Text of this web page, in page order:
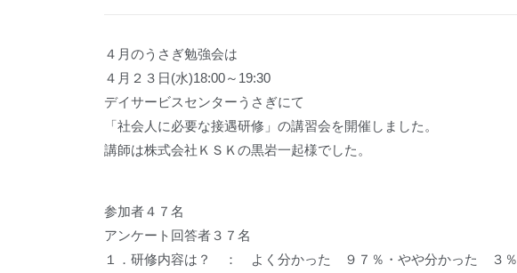
４月のうさぎ勉強会は
４月２３日(水)18:00～19:30
デイサービスセンターうさぎにて
「社会人に必要な接遇研修」の講習会を開催しました。
講師は株式会社ＫＳＫの黒岩一起様でした。
参加者４７名
アンケート回答者３７名
１．研修内容は？ ： よく分かった ９７％・やや分かった ３％